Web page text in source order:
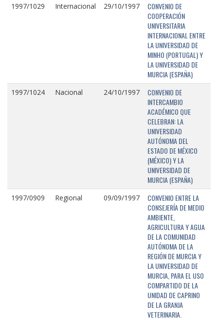
1997/1029 Internacional 29/10/1997
CONVENIO DE
COOPERACIÓN
UNIVERSITARIA
INTERNACIONAL ENTRE
LA UNIVERSIDAD DE
MINHO (PORTUGAL) Y
LA UNIVERSIDAD DE
MURCIA (ESPAÑA)
1997/1024 Nacional 24/10/1997
CONVENIO DE
INTERCAMBIO
ACADÉMICO QUE
CELEBRAN: LA
UNIVERSIDAD
AUTÓNOMA DEL
ESTADO DE MÉXICO
(MÉXICO) Y LA
UNIVERSIDAD DE
MURCIA (ESPAÑA)
1997/0909 Regional 09/09/1997
CONVENIO ENTRE LA
CONSEJERÍA DE MEDIO
AMBIENTE,
AGRICULTURA Y AGUA
DE LA COMUNIDAD
AUTÓNOMA DE LA
REGIÓN DE MURCIA Y
LA UNIVERSIDAD DE
MURCIA, PARA EL USO
COMPARTIDO DE LA
UNIDAD DE CAPRINO
DE LA GRANJA
VETERINARIA.